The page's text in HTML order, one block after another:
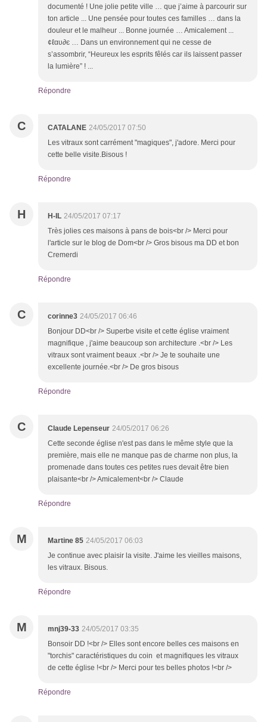
documenté ! Une jolie petite ville … que j’aime à parcourir sur
ton article ... Une pensée pour toutes ces familles … dans la
douleur et le malheur ... Bonne journée … Amicalement ...
¢ℓαυ∂є … Dans un environnement qui ne cesse de
s’assombrir, “Heureux les esprits fêlés car ils laissent passer
la lumière” ! ...
Répondre
C CATALANE 24/05/2017 07:50
Les vitraux sont carrément "magiques", j'adore. Merci pour
cette belle visite.Bisous !
Répondre
H H-IL 24/05/2017 07:17
Très jolies ces maisons à pans de bois<br /> Merci pour
l'article sur le blog de Dom<br /> Gros bisous ma DD et bon
Cremerdi
Répondre
C corinne3 24/05/2017 06:46
Bonjour DD<br /> Superbe visite et cette église vraiment
magnifique , j'aime beaucoup son architecture .<br /> Les
vitraux sont vraiment beaux .<br /> Je te souhaite une
excellente journée.<br /> De gros bisous
Répondre
C Claude Lepenseur 24/05/2017 06:26
Cette seconde église n'est pas dans le même style que la
première, mais elle ne manque pas de charme non plus, la
promenade dans toutes ces petites rues devait être bien
plaisante<br /> Amicalement<br /> Claude
Répondre
M Martine 85 24/05/2017 06:03
Je continue avec plaisir la visite. J'aime les vieilles maisons,
les vitraux. Bisous.
Répondre
M mnj39-33 24/05/2017 03:35
Bonsoir DD !<br /> Elles sont encore belles ces maisons en
"torchis" caractéristiques du coin et magnifiques les vitraux
de cette église !<br /> Merci pour tes belles photos !<br />
Répondre